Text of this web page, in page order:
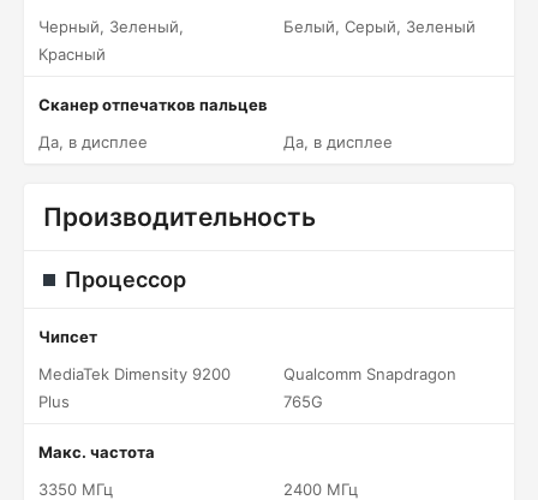
Черный, Зеленый,
Красный
Белый, Серый, Зеленый
Сканер отпечатков пальцев
Да, в дисплее
Да, в дисплее
Производительность
Процессор
Чипсет
MediaTek Dimensity 9200
Plus
Qualcomm Snapdragon
765G
Макс. частота
3350 МГц
2400 МГц